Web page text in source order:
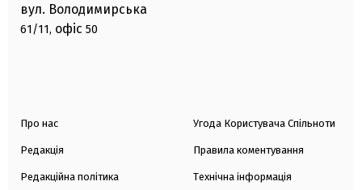
вул. Володимирська
61/11, офіс 50
Про нас
Редакція
Редакційна політика
Угода Користувача Спільноти
Правила коментування
Технічна інформація